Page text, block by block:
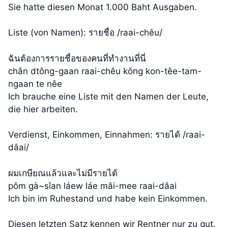
Sie hatte diesen Monat 1.000 Baht Ausgaben.
Liste (von Namen): รายชื่อ /raai-chêu/
ฉันต้องการรายชื่อของคนที่ทำงานที่นี่
chǎn dtông-gaan raai-chêu kǒng kon-têe-tam-
ngaan te nêe
Ich brauche eine Liste mit den Namen der Leute,
die hier arbeiten.
Verdienst, Einkommen, Einnahmen: รายได้ /raai-
dâai/
ผมเกษียณแล้วและไม่มีรายได้
pǒm gà~sǐan láew láe mâi-mee raai-dâai
Ich bin im Ruhestand und habe kein Einkommen.
Diesen letzten Satz kennen wir Rentner nur zu gut.